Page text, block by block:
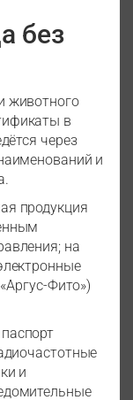
без
животного
в
через
и
продукция
на
Фито»)
и